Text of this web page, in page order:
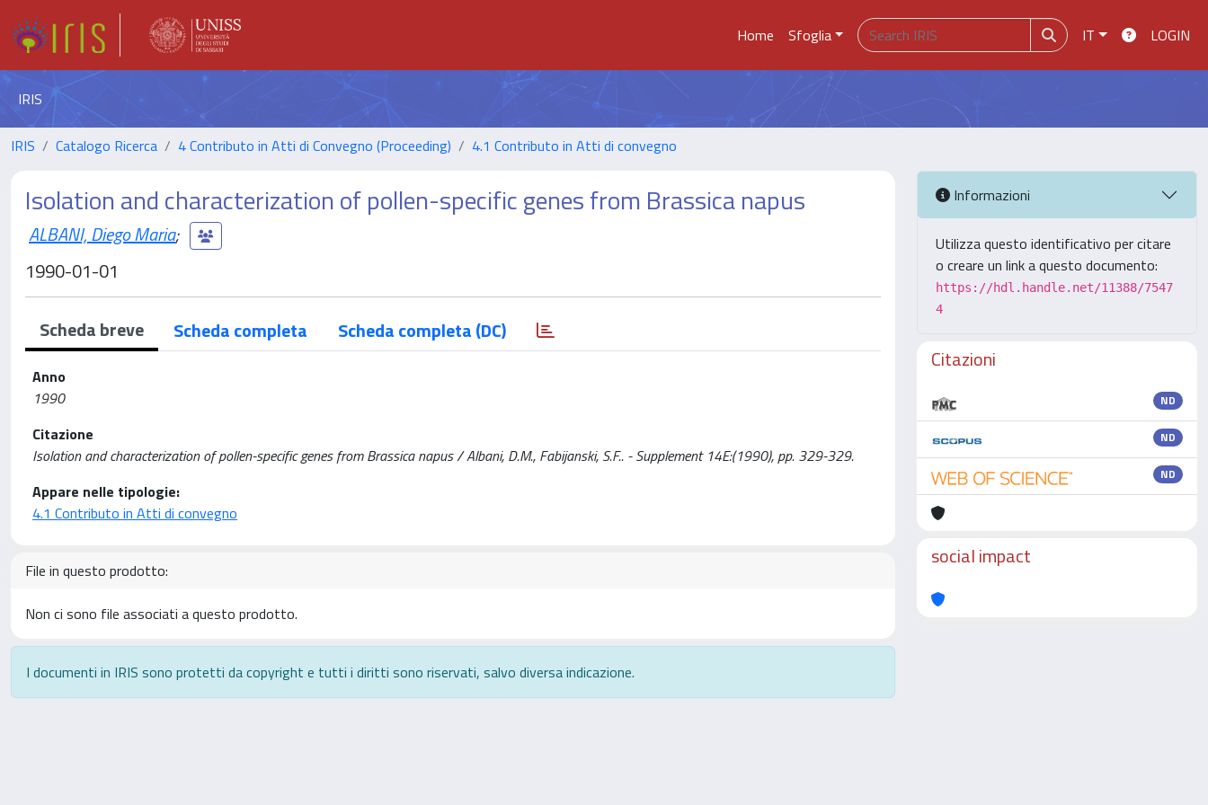
Home Sfoglia IT LOGIN
IRIS
IRIS Catalogo Ricerca 4 Contributo in Atti di Convegno (Proceeding) 4.1 Contributo in Atti di convegno
Isolation and characterization of pollen-specific genes from Brassica napus
ALBANI, Diego Maria;
1990-01-01
Scheda breve Scheda completa Scheda completa (DC)
Anno
1990
Citazione
Isolation and characterization of pollen-specific genes from Brassica napus / Albani, D.M., Fabijanski, S.F.. - Supplement 14E:(1990), pp. 329-329.
Appare nelle tipologie:
4.1 Contributo in Atti di convegno
File in questo prodotto:
Non ci sono file associati a questo prodotto.
I documenti in IRIS sono protetti da copyright e tutti i diritti sono riservati, salvo diversa indicazione.
Informazioni
Utilizza questo identificativo per citare
o creare un link a questo documento:
https://hdl.handle.net/11388/7547
4
Citazioni
ND
ND
ND
social impact